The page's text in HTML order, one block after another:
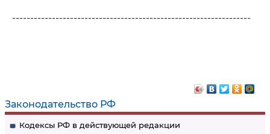
Законодательство РФ
Кодексы РФ в действующей редакции
------------------------------------------------------------------